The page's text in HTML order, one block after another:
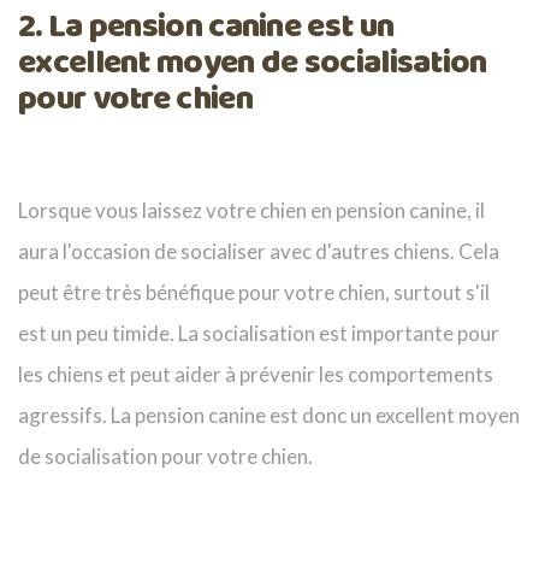
2. La pension canine est un
excellent moyen de socialisation
pour votre chien
Lorsque vous laissez votre chien en pension canine, il
aura l'occasion de socialiser avec d'autres chiens. Cela
peut être très bénéfique pour votre chien, surtout s'il
est un peu timide. La socialisation est importante pour
les chiens et peut aider à prévenir les comportements
agressifs. La pension canine est donc un excellent moyen
de socialisation pour votre chien.